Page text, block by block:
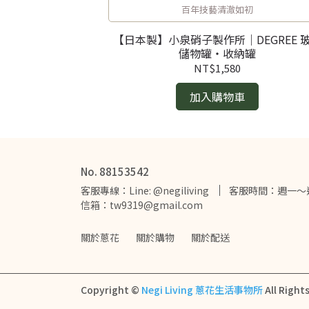
百年技藝清澈如初
【日本製】小泉硝子製作所｜DEGREE
儲物罐・收納罐
NT$1,580
加入購物車
No. 88153542
客服專線：Line: @negiliving
客服時間：週一
信箱：tw9319@gmail.com
關於蔥花 關於購物 關於配送
Copyright © Negi Living 蔥花生活事物所All